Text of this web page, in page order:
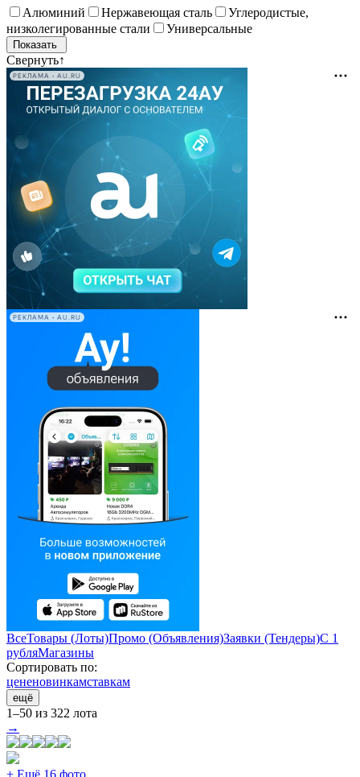
Алюминий Нержавеющая сталь
Углеродистые,
низколегированные стали
Универсальные
Свернуть↑
РЕКЛАМА • AU.RU
РЕКЛАМА • AU.RU
ВсеТовары (Лоты)Промо (Объявления)Заявки (Тендеры)С 1
рубляМагазины
Сортировать по:
цененовинкамставкам
ещё
1–50 из 322 лота
→
+ Ещё 16 фото